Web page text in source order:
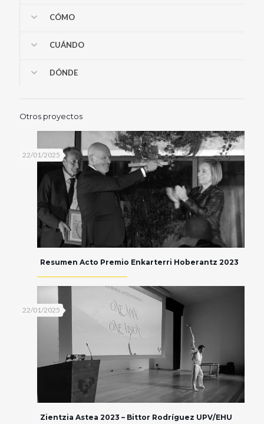
CÓMO
CUÁNDO
DÓNDE
Otros proyectos
22/01/2025
Resumen Acto Premio Enkarterri Hoberantz 2023
22/01/2025
Zientzia Astea 2023 – Bittor Rodríguez UPV/EHU